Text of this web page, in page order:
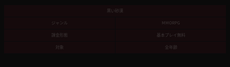
黒い砂漠
ジャンル
MMORPG
課金形態
基本プレイ無料
対象
全年齢